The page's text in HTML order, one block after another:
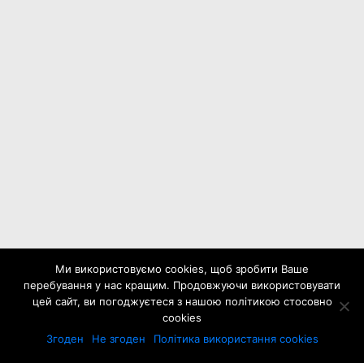
Ми використовуємо cookies, щоб зробити Ваше
перебування у нас кращим. Продовжуючи використовувати
цей сайт, ви погоджуєтеся з нашою політикою стосовно
cookies
Згоден
Не згоден Політика використання cookies